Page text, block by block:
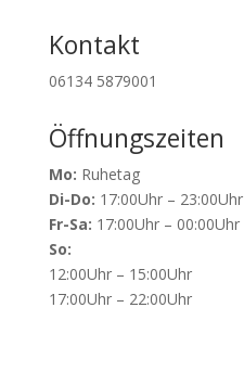
Kontakt
06134 5879001
Öffnungszeiten
Mo: Ruhetag
Di-Do: 17:00Uhr – 23:00Uhr
Fr-Sa: 17:00Uhr – 00:00Uhr
So:
12:00Uhr – 15:00Uhr
17:00Uhr – 22:00Uhr